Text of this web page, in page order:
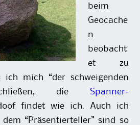
beim
Geocache
n
beobacht
et zu
ich mich “der schweigenden
die Spanner-
findet wie ich. Auch ich
“Präsentierteller” sind so